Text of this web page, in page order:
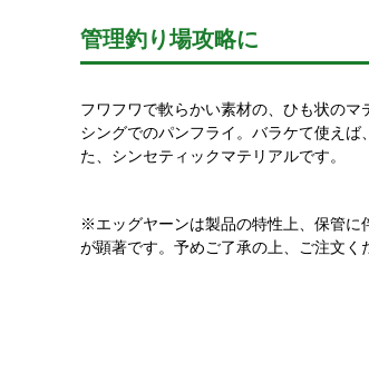
管理釣り場攻略に
フワフワで軟らかい素材の、ひも状の
シングでのパンフライ。バラケて使え
た、シンセティックマテリアルです。
※エッグヤーンは製品の特性上、保管に
が顕著です。予めご了承の上、ご注文く